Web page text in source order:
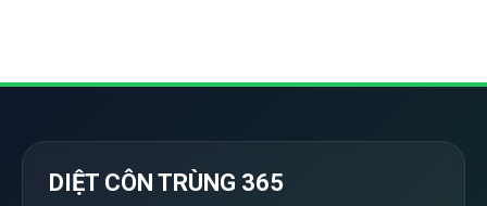
DIỆT CÔN TRÙNG 365